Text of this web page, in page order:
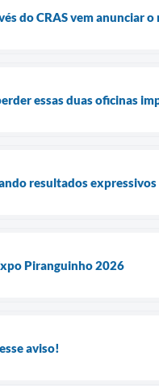
do CRAS vem anunciar
essas duas oficinas
resultados
Piranguinho 2026
aviso!